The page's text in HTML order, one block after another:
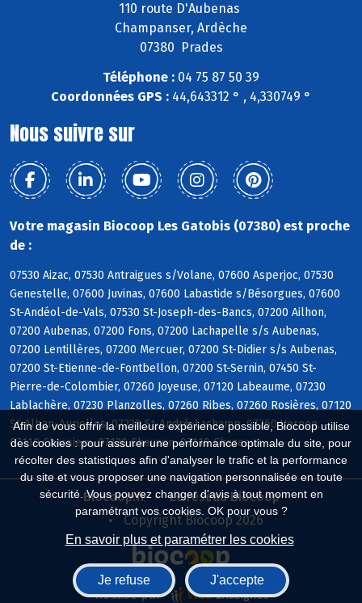
Afin de vous offrir la meilleure expérience possible, Biocoop utilise
des cookies : pour assurer une performance optimale du site, pour
récolter des statistiques afin d'analyser le trafic et la performance
du site et vous proposer une navigation personnalisée en toute
sécurité. Vous pouvez changer d'avis à tout moment en
paramétrant vos cookies. OK pour vous ?
En savoir plus et paramétrer les cookies
Je refuse J'accepte
110 route D'Aubenas
Champanser, Ardèche
07380 Prades
Téléphone : 04 75 87 50 39
Coordonnées GPS : 44,643312 ° , 4,330749 °
Nous suivre sur
Votre magasin Biocoop Les Gatobis (07380) est proche
de :
07530 Aizac, 07530 Antraigues s/Volane, 07600 Asperjoc, 07530
Genestelle, 07600 Juvinas, 07600 Labastide s/Bésorgues, 07600
St-Andéol-de-Vals, 07530 St-Joseph-des-Bancs, 07200 Ailhon,
07200 Aubenas, 07200 Fons, 07200 Lachapelle s/s Aubenas,
07200 Lentillères, 07200 Mercuer, 07200 St-Didier s/s Aubenas,
07200 St-Etienne-de-Fontbellon, 07200 St-Sernin, 07450 St-
Pierre-de-Colombier, 07260 Joyeuse, 07120 Labeaume, 07230
Lablachère, 07230 Planzolles, 07260 Ribes, 07260 Rosières, 07120
St-Alban-Auriolles, 07230 St-André-Lachamp, 07260 Vernon,
07110 Chassiers, 07120 Chauzon, 07110 Chazeaux
Biocoop.fr
Le réseau Biocoop
Copyright Biocoop 2026
Réalisé par